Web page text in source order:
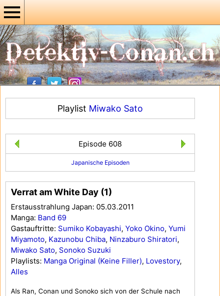
Playlist Miwako Sato
Episode 608
Japanische Episoden
Verrat am White Day (1)
Erstausstrahlung Japan: 05.03.2011
Manga: Band 69
Gastauftritte: Sumiko Kobayashi, Yoko Okino, Yumi
Miyamoto, Kazunobu Chiba, Ninzaburo Shiratori,
Miwako Sato, Sonoko Suzuki
Playlists: Manga Original (Keine Filler), Lovestory,
Alles
Als Ran, Conan und Sonoko sich von der Schule nach